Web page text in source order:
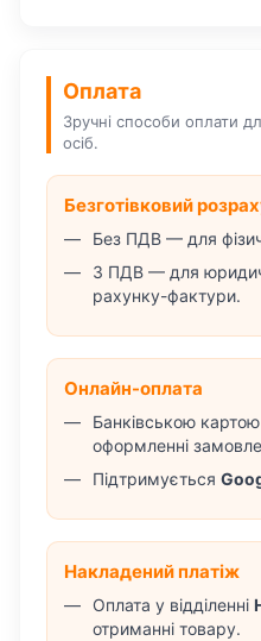
Оплата
Зручні способи оплати
осіб.
Безготівковий
Без ПДВ — для
З ПДВ — для
рахунку-фактури.
Онлайн-оплата
Банківською
оформленні
Підтримується
Накладений платіж
Оплата у відділенні
отриманні товару.